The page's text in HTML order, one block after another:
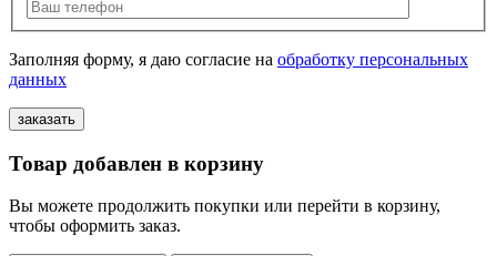
Заполняя форму, я даю согласие на обработку персональных
данных
Товар добавлен в корзину
Вы можете продолжить покупки или перейти в корзину,
чтобы оформить заказ.